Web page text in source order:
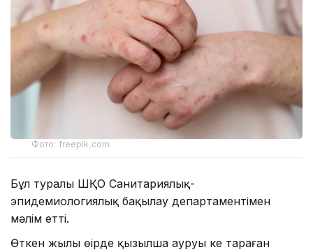
Фото: freepik.com
Бұл туралы ШҚО Cанитариялық-
эпидемиологиялық бақылау департаментімен
мәлім етті.
Өткен жылы өңірде қызылша ауруы кең тараған